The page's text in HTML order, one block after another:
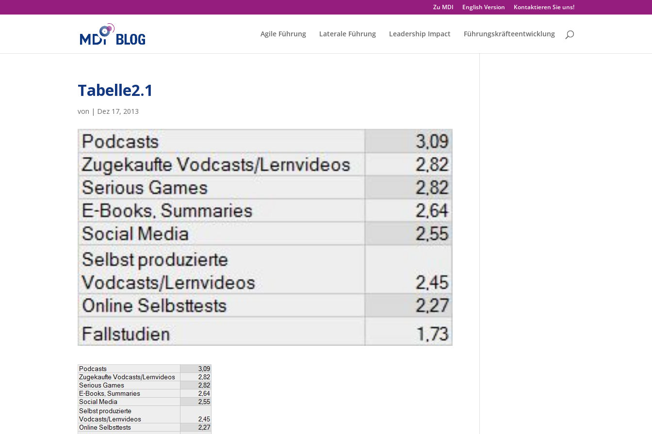
Zu MDI English Version Kontaktieren Sie uns!
Agile Führung Laterale Führung Leadership Impact Führungskräfteentwicklung
Tabelle2.1
von | Dez 17, 2013